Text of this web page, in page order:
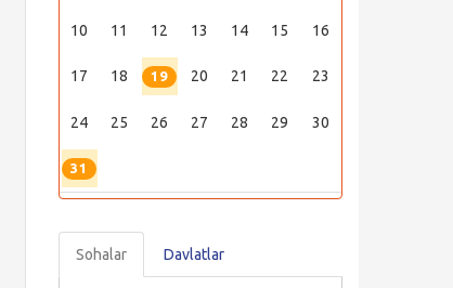
10 11 12 13 14 15 16
17 18 19 20 21 22 23
24 25 26 27 28 29 30
31
Sohalar Davlatlar